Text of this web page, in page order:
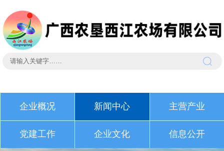
企业概况 新闻中心 主营产业
党建工作 企业文化 信息公开